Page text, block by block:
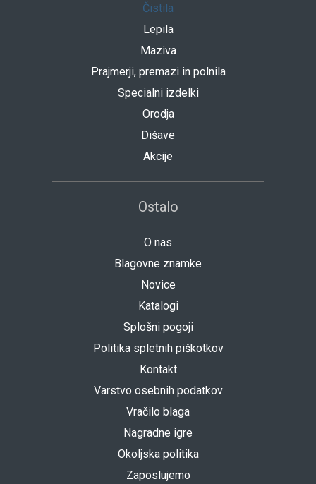
Čistila
Lepila
Maziva
Prajmerji, premazi in polnila
Specialni izdelki
Orodja
Dišave
Akcije
Ostalo
O nas
Blagovne znamke
Novice
Katalogi
Splošni pogoji
Politika spletnih piškotkov
Kontakt
Varstvo osebnih podatkov
Vračilo blaga
Nagradne igre
Okoljska politika
Zaposlujemo